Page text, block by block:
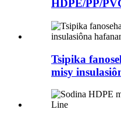
HDPE/PP/
Tsipika
misy